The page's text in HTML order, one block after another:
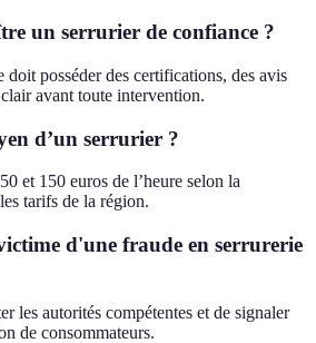
un serrurier de confiance ?
posséder des certifications, des avis
avant toute intervention.
d’un serrurier ?
et 150 euros de l’heure selon la
tarifs de la région.
d'une fraude en serrurerie
les autorités compétentes et de signaler
de consommateurs.